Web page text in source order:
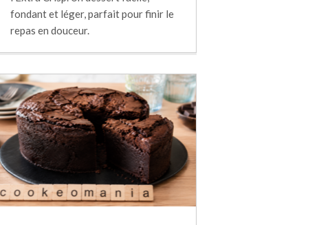
fondant et léger, parfait pour finir le
repas en douceur.